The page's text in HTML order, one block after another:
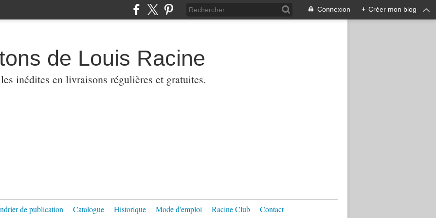
Connexion + Créer mon blog
de Louis Racine
inédites en livraisons régulières et gratuites.
de publication Catalogue Historique Mode d'emploi Racine Club Contact